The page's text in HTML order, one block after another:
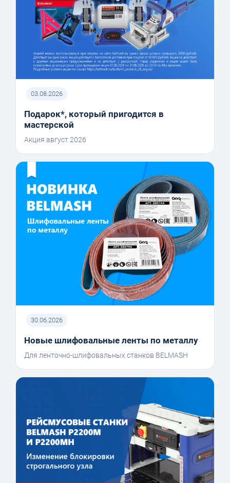
03.08.2026
Подарок*, который пригодится в
мастерской
Акция август 2026
30.06.2026
Новые шлифовальные ленты по металлу
Для ленточно-шлифовальных станков BELMASH